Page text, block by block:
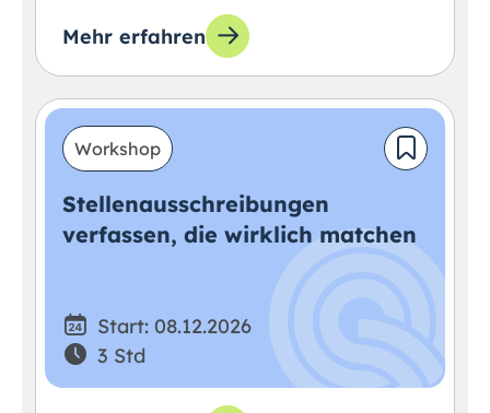
Mehr erfahren
Workshop
Stellenausschreibungen
verfassen, die wirklich matchen
Start: 08.12.2026
3 Std